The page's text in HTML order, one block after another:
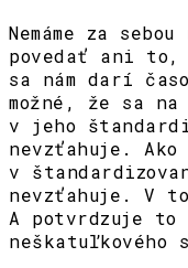
Nemáme za
povedať ani
sa nám darí
možné, že sa
v jeho
nevzťahuje.
v
nevzťahuje. V
A potvrdzuje to
neškatuľkového